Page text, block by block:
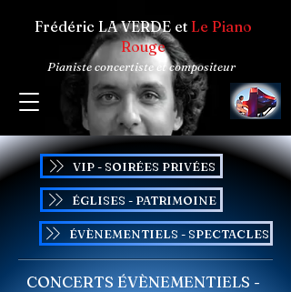
Frédéric LA VERDE et Le Piano
Rouge
Pianiste concertiste et compositeur
VIP - SOIRÉES PRIVÉES
ÉGLISES - PATRIMOINE
ÉVÈNEMENTIELS - SPECTACLES
CONCERTS ÉVÈNEMENTIELS -